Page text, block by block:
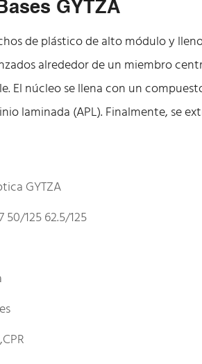
GYTZA
de plástico de alto módulo y
alrededor de un miembro
El núcleo se llena con un
laminada (APL). Finalmente, se
GYTZA
50/125 62.5/125